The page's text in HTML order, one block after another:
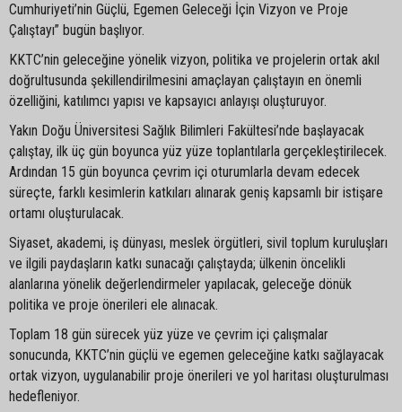
Cumhuriyeti’nin Güçlü, Egemen Geleceği İçin Vizyon ve Proje
Çalıştayı” bugün başlıyor.
KKTC’nin geleceğine yönelik vizyon, politika ve projelerin ortak akıl
doğrultusunda şekillendirilmesini amaçlayan çalıştayın en önemli
özelliğini, katılımcı yapısı ve kapsayıcı anlayışı oluşturuyor.
Yakın Doğu Üniversitesi Sağlık Bilimleri Fakültesi’nde başlayacak
çalıştay, ilk üç gün boyunca yüz yüze toplantılarla gerçekleştirilecek.
Ardından 15 gün boyunca çevrim içi oturumlarla devam edecek
süreçte, farklı kesimlerin katkıları alınarak geniş kapsamlı bir istişare
ortamı oluşturulacak.
Siyaset, akademi, iş dünyası, meslek örgütleri, sivil toplum kuruluşları
ve ilgili paydaşların katkı sunacağı çalıştayda; ülkenin öncelikli
alanlarına yönelik değerlendirmeler yapılacak, geleceğe dönük
politika ve proje önerileri ele alınacak.
Toplam 18 gün sürecek yüz yüze ve çevrim içi çalışmalar
sonucunda, KKTC’nin güçlü ve egemen geleceğine katkı sağlayacak
ortak vizyon, uygulanabilir proje önerileri ve yol haritası oluşturulması
hedefleniyor.